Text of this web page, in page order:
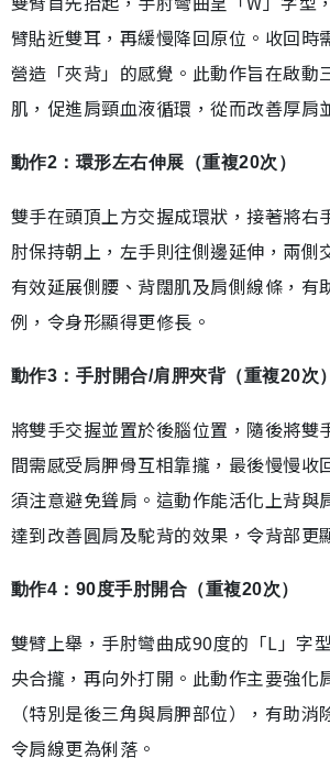
臂貼近雙耳，再緩慢降回原位。收回時
營造「夾背」的感覺。此動作旨在啟動
肌，促進肩頸血液循環，從而改善厚肩
動作2：環形左右伸展（重複20次）
雙手在頭頂上方交握成環狀，接著將右
肘保持朝上，左手則往側邊延伸，兩側
有效延展側腰、背闊肌及肩側線條，有
例，令身形顯得更修長。
動作3：手肘開合/肩胛夾背（重複20次）
將雙手交握並置於後腦位置，隨後將雙
間需感受肩胛骨互相靠攏，最後慢慢收
須注意避免聳肩。這動作能活化上背與
達到改善圓肩及駝背的效果，令背部更
動作4：90度手肘開合（重複20次）
雙臂上舉，手肘彎曲成90度的「L」字
央合攏，再向外打開。此動作主要強化
（特別是後三角與肩胛部位），有助消
令肩線更為俐落。